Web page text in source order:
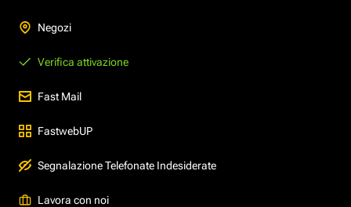
Negozi
Verifica attivazione
Fast Mail
FastwebUP
Segnalazione Telefonate Indesiderate
Lavora con noi